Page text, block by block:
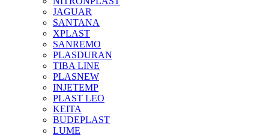
JAGUAR
SANTANA
XPLAST
SANREMO
PLASDURAN
TIBA LINE
PLASNEW
INJETEMP
PLAST LEO
KEITA
BUDEPLAST
LUME